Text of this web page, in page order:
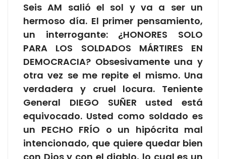
Seis AM salió el sol y va a ser un
hermoso día. El primer pensamiento,
un interrogante: ¿HONORES SOLO
PARA LOS SOLDADOS MÁRTIRES EN
DEMOCRACIA? Obsesivamente una y
otra vez se me repite el mismo. Una
verdadera y cruel locura. Teniente
General DIEGO SUÑER usted está
equivocado. Usted como soldado es
un PECHO FRÍO o un hipócrita mal
intencionado, que quiere quedar bien